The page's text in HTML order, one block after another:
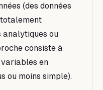
(des données
analytiques ou
consiste à
en
ou moins simple).